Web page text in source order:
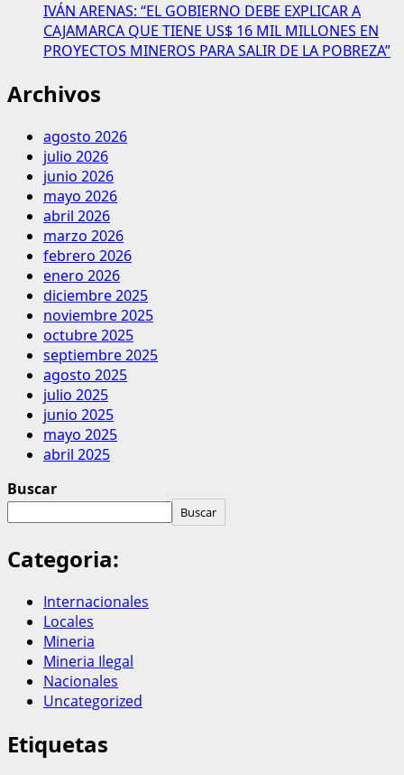
IVÁN ARENAS: “EL GOBIERNO DEBE EXPLICAR A
CAJAMARCA QUE TIENE US$ 16 MIL MILLONES EN
PROYECTOS MINEROS PARA SALIR DE LA POBREZA”
Archivos
agosto 2026
julio 2026
junio 2026
mayo 2026
abril 2026
marzo 2026
febrero 2026
enero 2026
diciembre 2025
noviembre 2025
octubre 2025
septiembre 2025
agosto 2025
julio 2025
junio 2025
mayo 2025
abril 2025
Buscar
Buscar
Categoria:
Internacionales
Locales
Mineria
Mineria Ilegal
Nacionales
Uncategorized
Etiquetas